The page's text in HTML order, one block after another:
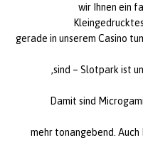
wir Ihnen ein
gerade in unserem Casino
sind – Slotpark ist
Damit sind
mehr tonangebend.